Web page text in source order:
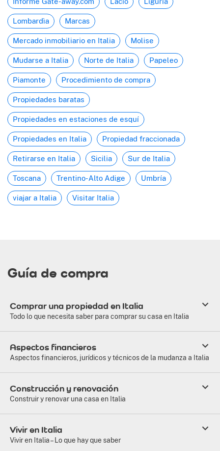
Lombardìa Marcas
Mercado inmobiliario en Italia Molise
Mudarse a Italia Norte de Italia Papeleo
Piamonte Procedimiento de compra
Propiedades baratas
Propiedades en estaciones de esquí
Propiedades en Italia Propiedad fraccionada
Retirarse en Italia Sicilia Sur de Italia
Toscana Trentino-Alto Adige Umbría
viajar a Italia Visitar Italia
Guía de compra
Comprar una propiedad en Italia
Todo lo que necesita saber para comprar su casa en Italia
Aspectos financieros
Aspectos financieros, jurídicos y técnicos de la mudanza a Italia
Construcción y renovación
Construir y renovar una casa en Italia
Vivir en Italia
Vivir en Italia – Lo que hay que saber